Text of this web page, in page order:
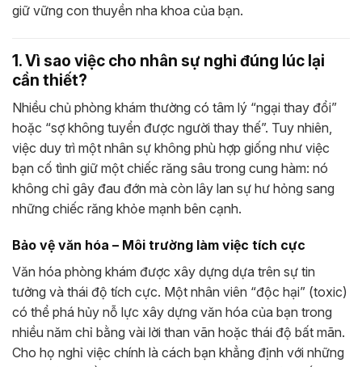
giữ vững con thuyền nha khoa của bạn.
1. Vì sao việc cho nhân sự nghỉ đúng lúc lại
cần thiết?
Nhiều chủ phòng khám thường có tâm lý “ngại thay đổi”
hoặc “sợ không tuyển được người thay thế”. Tuy nhiên,
việc duy trì một nhân sự không phù hợp giống như việc
bạn cố tình giữ một chiếc răng sâu trong cung hàm: nó
không chỉ gây đau đớn mà còn lây lan sự hư hỏng sang
những chiếc răng khỏe mạnh bên cạnh.
Bảo vệ văn hóa – Môi trường làm việc tích cực
Văn hóa phòng khám được xây dựng dựa trên sự tin
tưởng và thái độ tích cực. Một nhân viên “độc hại” (toxic)
có thể phá hủy nỗ lực xây dựng văn hóa của bạn trong
nhiều năm chỉ bằng vài lời than vãn hoặc thái độ bất mãn.
Cho họ nghỉ việc chính là cách bạn khẳng định với những